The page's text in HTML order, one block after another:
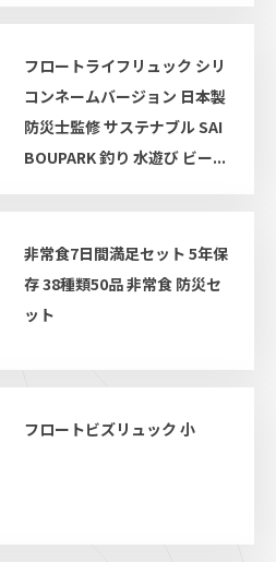
フロートライフリュック シリ
コンネームバージョン 日本製
防災士監修 サステナブル SAI
BOUPARK 釣り 水遊び ビー...
非常食7日間満足セット 5年保
存 38種類50品 非常食 防災セ
ット
フロートビズリュック 小